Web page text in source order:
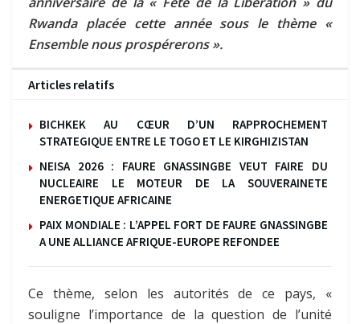
Rwanda placée cette année sous le thème «
Ensemble nous prospérerons ».
Articles relatifs
BICHKEK AU CŒUR D’UN RAPPROCHEMENT
STRATEGIQUE ENTRE LE TOGO ET LE KIRGHIZISTAN
NEISA 2026 : FAURE GNASSINGBE VEUT FAIRE DU
NUCLEAIRE LE MOTEUR DE LA SOUVERAINETE
ENERGETIQUE AFRICAINE
PAIX MONDIALE : L’APPEL FORT DE FAURE GNASSINGBE
A UNE ALLIANCE AFRIQUE-EUROPE REFONDEE
Ce thème, selon les autorités de ce pays, «
souligne l’importance de la question de l’unité